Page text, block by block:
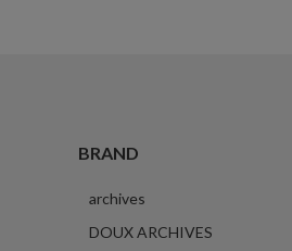
BRAND
archives
DOUX ARCHIVES